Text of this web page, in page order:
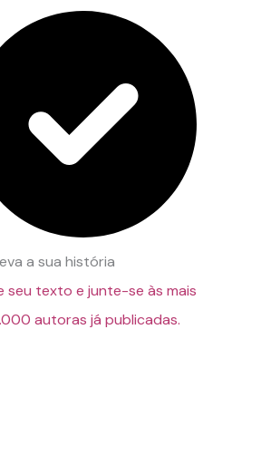
a sua história
seu texto e junte-se às mais
autoras já publicadas.